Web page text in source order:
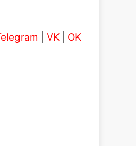
VK OK